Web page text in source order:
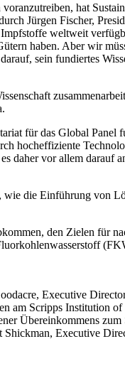
hat
Jürgen Fischer,
weltweit
haben. Aber wir
sein fundiertes
für das Global Panel
hocheffiziente
daher vor allem darauf
die Einführung von
den Zielen für
Executive
am Scripps Institution
Übereinkommens
Executive